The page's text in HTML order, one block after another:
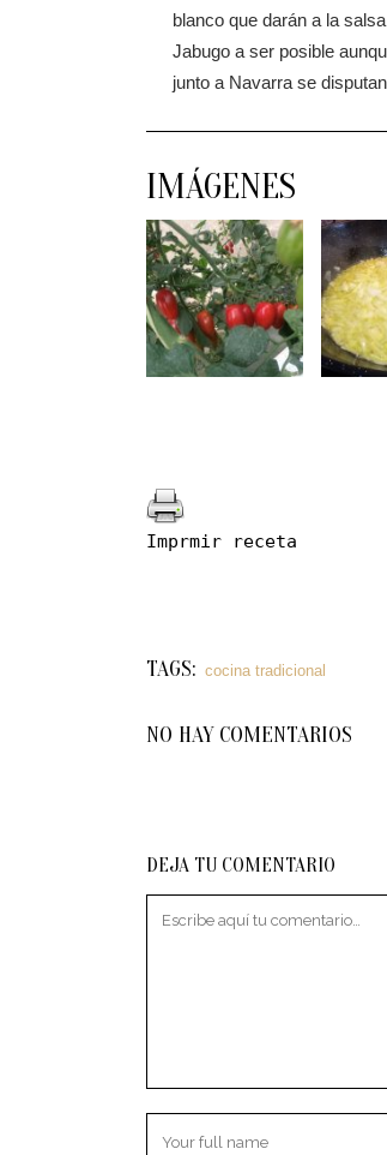
blanco que darán a la
Jabugo a ser posible
junto a Navarra se
IMÁGENES
Imprmir receta
TAGS: cocina tradicional
NO HAY COMENTARIOS
DEJA TU COMENTARIO